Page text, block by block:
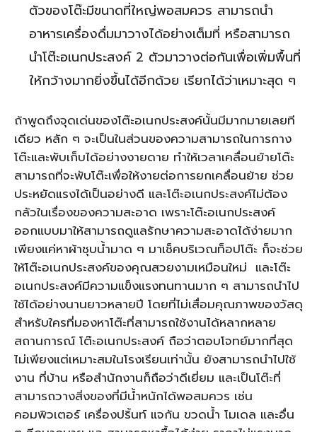
ตัวของโต๊ะมีขนาดที่ใหญ่พอสมควร สามารถนำ
อาหารเครื่องดื่มมาวางได้อย่างเต็มที่ หรือสามารถ
นำโต๊ะอเนกประสงค์ 2 ตัวมาวางต่อกันเพื่อเพิ่มพื้นที่
ให้กว้างมากยิ่งขึ้นได้อีกด้วย เรียกได้ว่าเหมาะสุด ๆ
ถ้าพูดถึงจุดเด่นของโต๊ะอเนกประสงค์นั้นมีมากมายเลยที
เดียว หลัก ๆ จะเป็นในส่วนของความสามารถในการกาง
โต๊ะและพับเก็บได้อย่างงายดาย ทำให้เวลาเคลื่อนย้ายโต๊ะ
สามารถที่จะพับโต๊ะเพื่อให้งายต่อการยกเคลื่อนย้าย ช่วย
ประหยัดแรงได้เป็นอย่างดี และโต๊ะอเนกประสงค์ไม่ต้อง
กลัวในเรื่องของความสะอาด เพราะโต๊ะอเนกประสงค์
ออกแบบมาให้สามารถดูแลรักษาความสะอาดได้ง่ายมาก
เพียงแค่หาผ้าชุบน้ำมาด ๆ มาเช็คบริเวณท็อปโต๊ะ ก็จะช่วย
ให้โต๊ะอเนกประสงค์ของคุณสวยงามเหมือนใหม่ และโต๊ะ
อเนกประสงค์มีความแข็งแรงทนทานมาก ๆ สามารถนำไป
ใช้ได้อย่างนานยาวหลายปี โดยที่ไม่เสื่อมคุณภาพของวัสดุ
สำหรับใครที่มองหาโต๊ะที่สามารถใช้งานได้หลากหลาย
สถานการณ์ โต๊ะอเนกประสงค์ ถือว่าตอบโจทย์มากที่สุด
ไม่เพียงแต่เหมาะสมในโรงเรียนเท่านั้น ยังสามารถนำไปใช้
งาน ที่บ้าน หรือสำนักงานก็ถือว่าดีเยี่ยม และเป็นโต๊ะที่
สามารถวางสิ่งของที่มีน้ำหนักได้พอสมควร เช่น
คอมพิวเตอร์ เครื่องปริ้นท์ แจกัน ขวดน้ำ โมเดล และอื่น